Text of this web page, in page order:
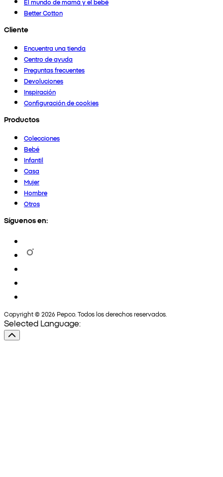
Better Cotton
Cliente
Encuentra una tienda
Centro de ayuda
Preguntas frecuentes
Devoluciones
Inspiración
Configuración de cookies
Productos
Colecciones
Bebé
Infantil
Casa
Mujer
Hombre
Otros
Síguenos en:
Copyright © 2026 Pepco. Todos los derechos reservados.
Selected Language: